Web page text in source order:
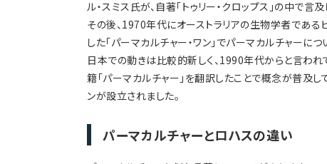
ル・スミス氏が、自著「トゥリー・クロップス」の中で言及
その後、1970年代にオーストラリアの生物学者である
した「パーマカルチャー・ワン」でパーマカルチャーに
日本での動きは比較的新しく、1990年代からと言わ
籍「パーマカルチャー」を翻訳したことで概念が普及し
ンが設立されました。
パーマカルチャーとロハスの違い